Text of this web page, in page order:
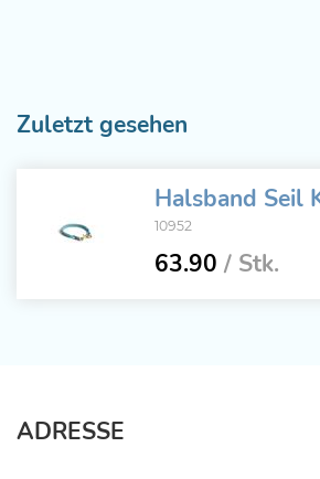
Zuletzt gesehen
Halsband Seil
10952
63.90 / Stk.
ADRESSE